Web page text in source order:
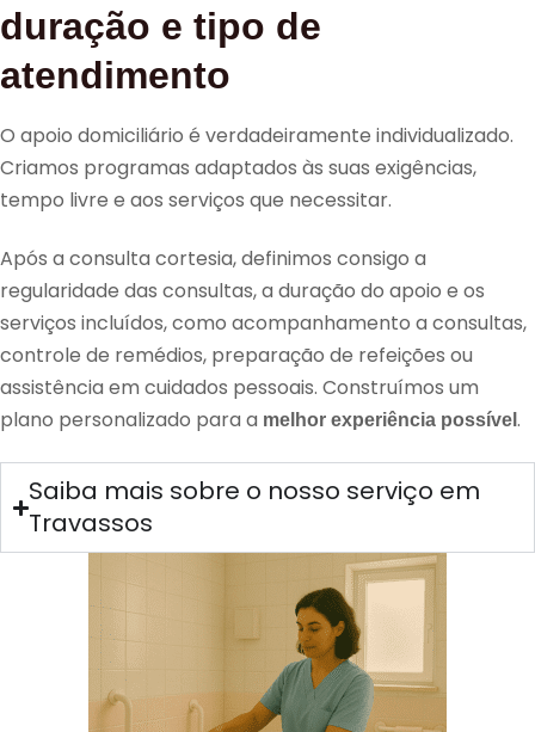
duração e tipo de
atendimento
O apoio domiciliário é verdadeiramente individualizado.
Criamos programas adaptados às suas exigências,
tempo livre e aos serviços que necessitar.
Após a consulta cortesia, definimos consigo a
regularidade das consultas, a duração do apoio e os
serviços incluídos, como acompanhamento a consultas,
controle de remédios, preparação de refeições ou
assistência em cuidados pessoais. Construímos um
plano personalizado para a melhor experiência possível .
Saiba mais sobre o nosso serviço em
Travassos